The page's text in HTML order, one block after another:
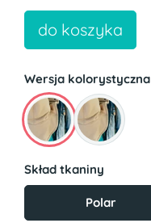
do koszyka
Wersja kolorystyczna
Skład tkaniny
Polar